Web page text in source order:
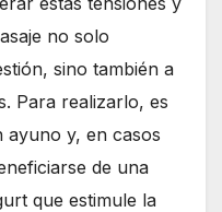
no solo
sino también a
Para realizarlo, es
ayuno y, en casos
de una
que estimule la